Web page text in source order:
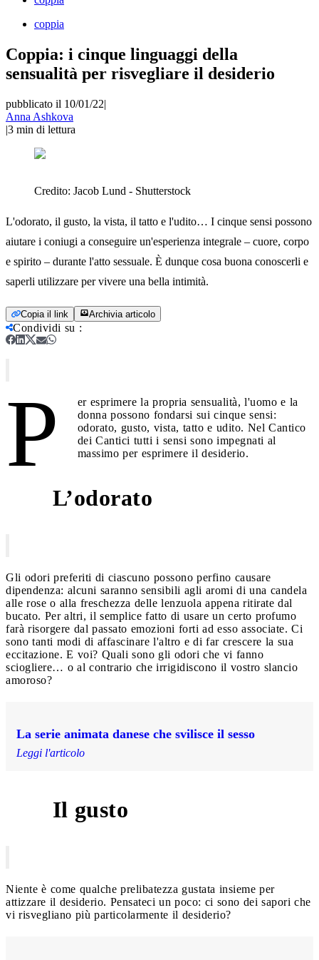
coppia
Coppia: i cinque linguaggi della
sensualità per risvegliare il desiderio
pubblicato il 10/01/22|
Anna Ashkova
|3 min di lettura
Credito: Jacob Lund - Shutterstock
L'odorato, il gusto, la vista, il tatto e l'udito… I cinque sensi possono
aiutare i coniugi a conseguire un'esperienza integrale – cuore, corpo
e spirito – durante l'atto sessuale. È dunque cosa buona conoscerli e
saperli utilizzare per vivere una bella intimità.
Copia il link Archivia articolo
Condividi su :
P
er esprimere la propria sensualità, l'uomo e la
donna possono fondarsi sui cinque sensi:
odorato, gusto, vista, tatto e udito. Nel Cantico
dei Cantici tutti i sensi sono impegnati al
massimo per esprimere il desiderio.
L’odorato
Gli odori preferiti di ciascuno possono perfino causare
dipendenza: alcuni saranno sensibili agli aromi di una candela
alle rose o alla freschezza delle lenzuola appena ritirate dal
bucato. Per altri, il semplice fatto di usare un certo profumo
farà risorgere dal passato emozioni forti ad esso associate. Ci
sono tanti modi di affascinare l'altro e di far crescere la sua
eccitazione. E voi? Quali sono gli odori che vi fanno
sciogliere… o al contrario che irrigidiscono il vostro slancio
amoroso?
La serie animata danese che svilisce il sesso
Leggi l'articolo
Il gusto
Niente è come qualche prelibatezza gustata insieme per
attizzare il desiderio. Pensateci un poco: ci sono dei sapori che
vi risvegliano più particolarmente il desiderio?